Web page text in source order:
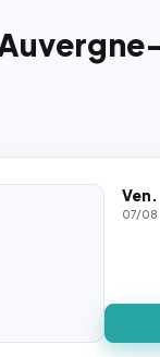
Ven.
07/08